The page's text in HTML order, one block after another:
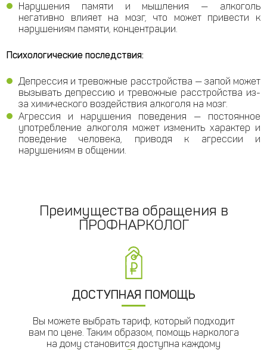
Нарушения памяти и мышления — алкоголь
негативно влияет на мозг, что может привести к
нарушениям памяти, концентрации.
Психологические последствия:
Депрессия и тревожные расстройства — запой может
вызывать депрессию и тревожные расстройства из-
за химического воздействия алкоголя на мозг.
Агрессия и нарушения поведения — постоянное
употребление алкоголя может изменить характер и
поведение человека, приводя к агрессии и
нарушениям в общении.
Преимущества обращения в
ПРОФНАРКОЛОГ
ДОСТУПНАЯ ПОМОЩЬ
Вы можете выбрать тариф, который подходит
вам по цене. Таким образом, помощь нарколога
на дому становится доступна каждому